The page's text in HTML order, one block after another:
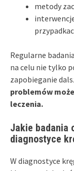
metody
Regularne
na celu nie tylko
zapobieganie
problemów
leczenia.
Jakie badania
diagnostyce
W diagnostyce